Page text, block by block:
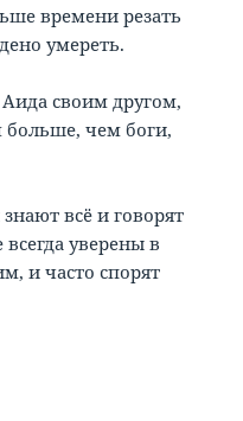
времени резать
умереть.
своим другом,
больше, чем боги,
всё и говорят
уверены в
и часто спорят